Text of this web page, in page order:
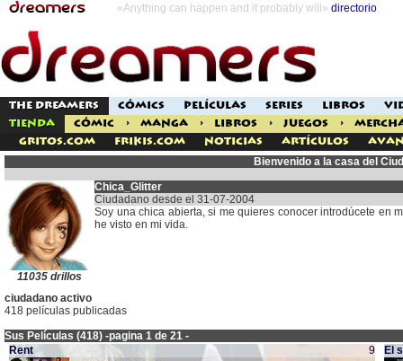
«Anything can happen and it probably will» directorio
THE DREAMERS CÓMICS PELÍCULAS SERIES LIBROS
TIENDA
CÓMIC > MANGA > LIBROS > JUEGOS >
Gritos.com
Frikis.com Noticias Artículos
Bienvenido a la casa del
11035 drillos
Chica_Glitter
Ciudadano desde el 31-07-2004
Soy una chica abierta, si me quieres conocer introdúcete en
he visto en mi vida.
ciudadano activo
418 películas publicadas
Sus Películas (418) -pagina 1 de 21 -
Rent
9
El